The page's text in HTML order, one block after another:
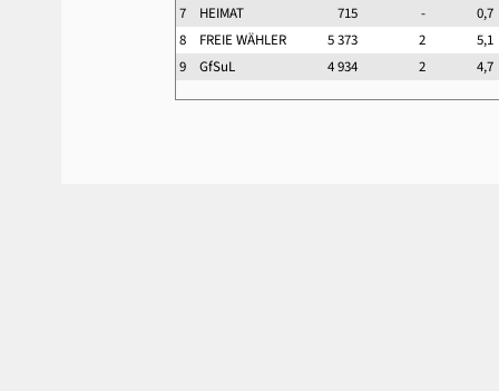
7 HEIMAT 715 -
0,7
8 FREIE WÄHLER 5 373 2
5,1
9 GfSuL 4 934 2 4,7